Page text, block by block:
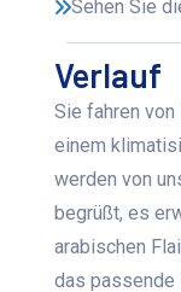
Sehen Sie
Verlauf
Sie fahren von
einem
werden von
begrüßt, es
arabischen
das passende